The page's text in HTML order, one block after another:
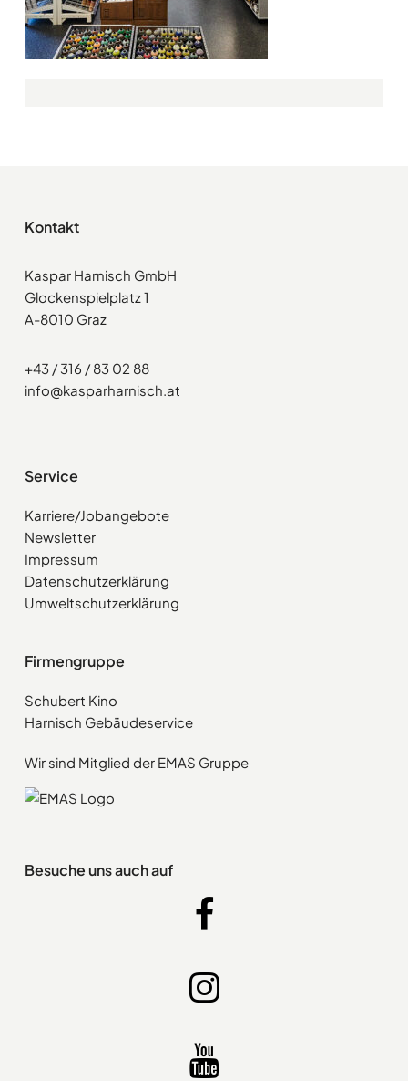
Kontakt
Kaspar Harnisch GmbH
Glockenspielplatz 1
A-8010 Graz
+43 / 316 / 83 02 88
info@kasparharnisch.at
Service
Karriere/Jobangebote
Newsletter
Impressum
Datenschutzerklärung
Umweltschutzerklärung
Firmengruppe
Schubert Kino
Harnisch Gebäudeservice
Wir sind Mitglied der EMAS Gruppe
Besuche uns auch auf